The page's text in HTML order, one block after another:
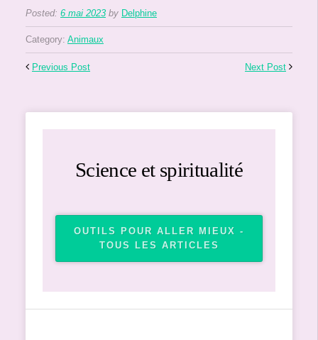
Posted: 6 mai 2023 by Delphine
Category: Animaux
Previous Post Next Post
Science et spiritualité
OUTILS POUR ALLER MIEUX -
TOUS LES ARTICLES